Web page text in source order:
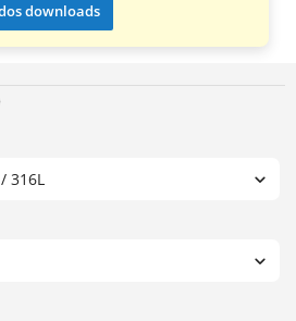
downloads
316L